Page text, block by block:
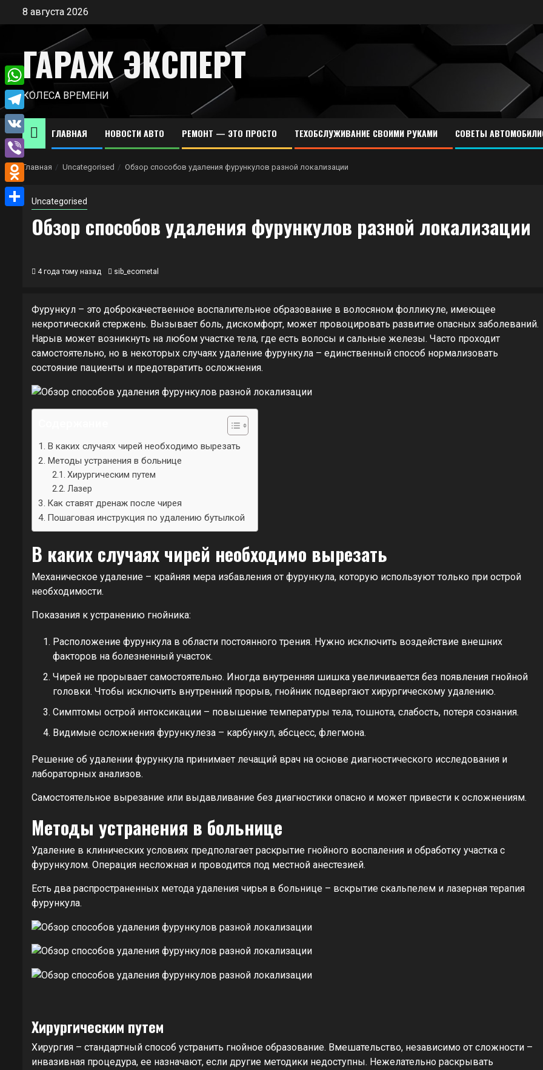
Перейти8 августа 2026
ГАРАЖ ЭКСПЕРТ
КОЛЕСА ВРЕМЕНИ
ГЛАВНАЯ НОВОСТИ АВТО РЕМОНТ — ЭТО ПРОСТО ТЕХОБСЛУЖИВАНИЕ СВОИМИ РУКАМИ СОВЕТЫ
Главная Uncategorised Обзор способов удаления фурункулов разной локализации
Uncategorised
Обзор способов удаления фурункулов разной локализации
4 года тому назад sib_ecometal
Фурункул – это доброкачественное воспалительное образование в волосяном фолликуле, имеющее
некротический стержень. Вызывает боль, дискомфорт, может провоцировать развитие опасных заболеваний.
Нарыв может возникнуть на любом участке тела, где есть волосы и сальные железы. Часто проходит
самостоятельно, но в некоторых случаях удаление фурункула – единственный способ нормализовать
состояние пациенты и предотвратить осложнения.
В каких случаях чирей необходимо вырезать
Методы устранения в больнице
Хирургическим путем
Лазер
Как ставят дренаж после чирея
Пошаговая инструкция по удалению бутылкой
В каких случаях чирей необходимо вырезать
Механическое удаление – крайняя мера избавления от фурункула, которую используют только при острой
необходимости.
Показания к устранению гнойника:
Расположение фурункула в области постоянного трения. Нужно исключить воздействие внешних
факторов на болезненный участок.
Чирей не прорывает самостоятельно. Иногда внутренняя шишка увеличивается без появления гнойной
головки. Чтобы исключить внутренний прорыв, гнойник подвергают хирургическому удалению.
Симптомы острой интоксикации – повышение температуры тела, тошнота, слабость, потеря сознания.
Видимые осложнения фурункулеза – карбункул, абсцесс, флегмона.
Решение об удалении фурункула принимает лечащий врач на основе диагностического исследования и
лабораторных анализов.
Самостоятельное вырезание или выдавливание без диагностики опасно и может привести к осложнениям.
Методы устранения в больнице
Удаление в клинических условиях предполагает раскрытие гнойного воспаления и обработку участка с
фурункулом. Операция несложная и проводится под местной анестезией.
Есть два распространенных метода удаления чирья в больнице – вскрытие скальпелем и лазерная терапия
фурункула.
Хирургическим путем
Хирургия – стандартный способ устранить гнойное образование. Вмешательство, независимо от сложности –
инвазивная процедура, ее назначают, если другие методики недоступны. Нежелательно раскрывать
WhatsApp
Telegram
VK
Viber
Odnoklassniki
Отправить